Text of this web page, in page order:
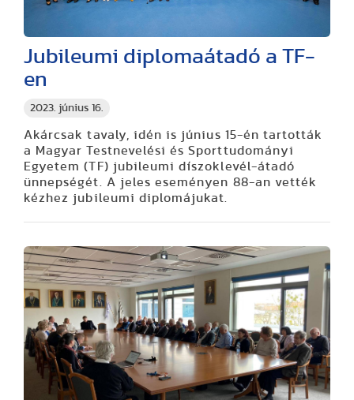
2023. június 16.
Jubileumi diplomaátadó a TF-
en
Akárcsak tavaly, idén is június 15-én tartották
a Magyar Testnevelési és Sporttudományi
Egyetem (TF) jubileumi díszoklevél-átadó
ünnepségét. A jeles eseményen 88-an vették
kézhez jubileumi diplomájukat.